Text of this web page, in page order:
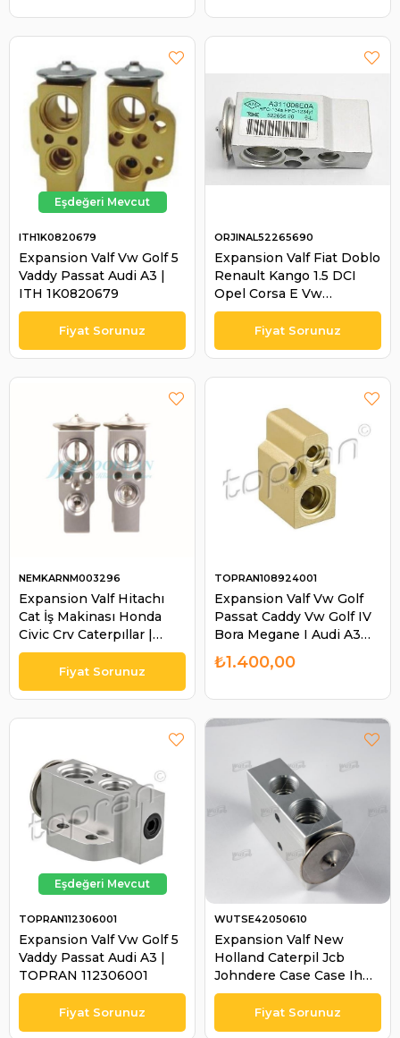
Expansion Valf Vw Golf 5
Vaddy Passat Audi A3 |
ITH 1K0820679
ITH1K0820679
Expansion Valf Fiat Doblo
Renault Kango 1.5 DCI
Opel Corsa E Vw
Caravelle | ORJINAL
52265690
ORJINAL52265690
Expansion Valf Hitachı
Cat İş Makinası Honda
Civic Crv Caterpıllar |
NEMKAR NM003296
NEMKARNM003296
Expansion Valf Vw Golf
Passat Caddy Vw Golf IV
Bora Megane I Audi A3
96-03 6N0820679A |
TOPRAN 108924001
TOPRAN108924001
₺1.400,00
Expansion Valf Vw Golf 5
Vaddy Passat Audi A3 |
TOPRAN 112306001
TOPRAN112306001
Expansion Valf New
Holland Caterpil Jcb
Johndere Case Case Ih
Caterpillar 320 322 325
Class Fendt Farmer-
favorit John New Holla |
WUTSE42050610